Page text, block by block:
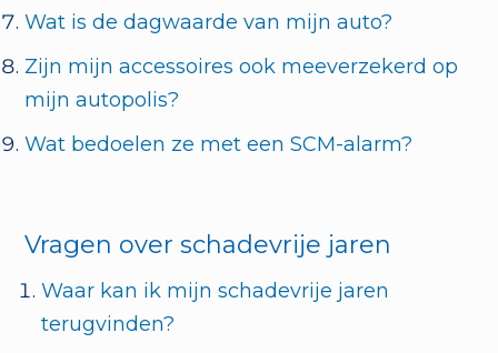
Wat is de dagwaarde van mijn auto?
Zijn mijn accessoires ook meeverzekerd op
mijn autopolis?
Wat bedoelen ze met een SCM-alarm?
Vragen over schadevrije jaren
Waar kan ik mijn schadevrije jaren
terugvinden?